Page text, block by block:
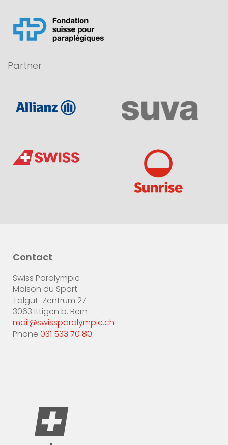
Partner
Contact
Swiss Paralympic
Maison du Sport
Talgut-Zentrum 27
3063 Ittigen b. Bern
mail@swissparalympic.ch
Phone 031 533 70 80